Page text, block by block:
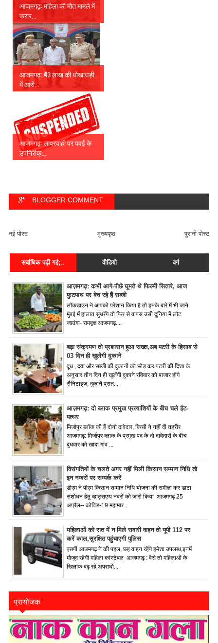
आजमगढ़: महिला की मौत मामले में
फरार...
आजमगढ़: ₹43 लाख की धोखाधड़ी
में आरो...
आजमगढ़: लापरवाही पर पवई के
उपनिरीक्...
BLOGGER COMMENT
नई पोस्ट पुरानी पोस्ट
मुख्यपृष्ठ
सर्वाधिक पढ़ी गई;.. वीडियो वर्ग
आज़मगढ़: कभी आगे-पीछे घूमते थे फिल्मी सितारे, आज
फुटपाथ पर बेच रहे हैं सब्जी
लॉकडाउन ने आपको परेशान किया है तो इनके बारे में भी जाने
मुंबई में हालात सुधरेंगे तो फिर से वापस उसी दुनिया में लौट
जाउंगा- रामवृक्ष आजमगढ़....
बढ़ा संक्रमण तो प्रशासन हुआ सख्त,अब पटरी के हिसाब से
03 दिन ही खुलेंगी दुकाने
दूध , दवा और सब्जी की दुकानों को छोड़ कर पटरी की दिशा के
अनुसार तीन दिन ही खुलेंगी दुकाने रविवार को बाजार होंगे
सैनिटाइज, दुकानें प्रात...
आज़मगढ़: दो ब्लाक प्रमुख प्रत्याशियों के बीच चले ईंट-
पत्थर
मिर्जापुर ब्लॉक की हैं दोनो दावेदार, किसी ने नहीं दी तहरीर
आज़मगढ़: मिर्जापुर ब्लाक के प्रमुख पद के दो दावेदारों के बीच
बुधवार को खादा गांव ...
विसंगतियों के चलते अगर नहीं मिली किसान सम्मान निधि तो
इन नम्बरों पर सम्पर्क करें
डीएम ने पीएम किसान सम्मान निधि योजना की समीक्षा कर डाटा
संशोधन हेतु व्हाट्सएप्प नंबरों को जारी किया आजमगढ़ 25
अप्रैल-- कोविड-19 महामार...
महिलाओं को रात में न मिले सवारी वाहन तो यूपी 112 पर
करें काल,सुरक्षित पहुंचाएगी पुलिस
एसपी आजमगढ़ ने की पहल, छह वाहन रहेंगे हमेशा उपलब्ध,इनमें
मौजूद रहेंगी महिला कांस्टेबल आजमगढ़ : वैसे तो महिलाओं के
खिलाफ बढ़ रहे अपराधो...
प्रायोजक